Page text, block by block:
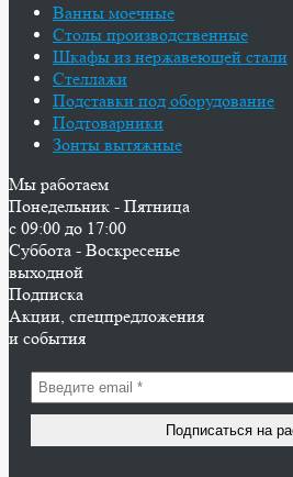
Ванны моечные
Столы производственные
Шкафы из нержавеющей стали
Стеллажи
Подставки под оборудование
Подтоварники
Зонты вытяжные
Мы работаем
Понедельник - Пятница
с 09:00 до 17:00
Суббота - Воскресенье
выходной
Подписка
Акции, спецпредложения
и события